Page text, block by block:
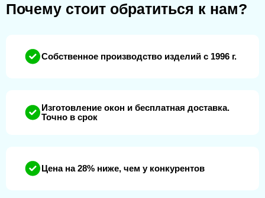
Почему стоит обратиться к нам?
Собственное производство изделий с 1996 г.
Изготовление окон и бесплатная доставка.
Точно в срок
Цена на 28% ниже, чем у конкурентов